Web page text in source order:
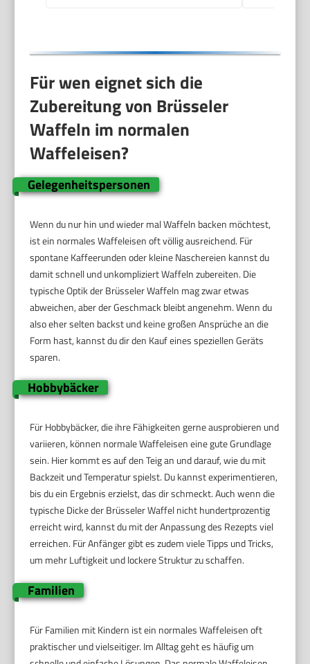
Für wen eignet sich die
Zubereitung von Brüsseler
Waffeln im normalen
Waffeleisen?
Gelegenheitspersonen
Wenn du nur hin und wieder mal Waffeln backen möchtest,
ist ein normales Waffeleisen oft völlig ausreichend. Für
spontane Kaffeerunden oder kleine Naschereien kannst du
damit schnell und unkompliziert Waffeln zubereiten. Die
typische Optik der Brüsseler Waffeln mag zwar etwas
abweichen, aber der Geschmack bleibt angenehm. Wenn du
also eher selten backst und keine großen Ansprüche an die
Form hast, kannst du dir den Kauf eines speziellen Geräts
sparen.
Hobbybäcker
Für Hobbybäcker, die ihre Fähigkeiten gerne ausprobieren und
variieren, können normale Waffeleisen eine gute Grundlage
sein. Hier kommt es auf den Teig an und darauf, wie du mit
Backzeit und Temperatur spielst. Du kannst experimentieren,
bis du ein Ergebnis erzielst, das dir schmeckt. Auch wenn die
typische Dicke der Brüsseler Waffel nicht hundertprozentig
erreicht wird, kannst du mit der Anpassung des Rezepts viel
erreichen. Für Anfänger gibt es zudem viele Tipps und Tricks,
um mehr Luftigkeit und lockere Struktur zu schaffen.
Familien
Für Familien mit Kindern ist ein normales Waffeleisen oft
praktischer und vielseitiger. Im Alltag geht es häufig um